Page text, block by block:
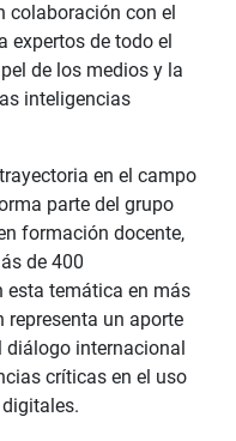
colaboración con el
expertos de todo el
de los medios y la
inteligencias
en el campo
parte del grupo
formación docente,
de 400
esta temática en más
un aporte
internacional
críticas en el uso